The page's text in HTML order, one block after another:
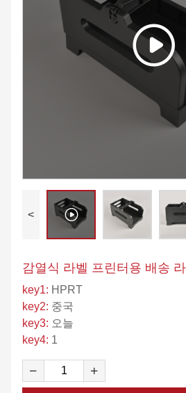
<
감열식 라벨 프린터용 배송
key1: HPRT
key2: 중국
key3: 오늘
key4: 1